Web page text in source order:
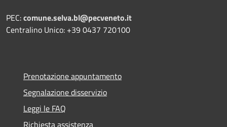
PEC:comune.selva.bl@pecveneto.it
Centralino Unico: +39 0437 720100
Prenotazione appuntamento
Segnalazione disservizio
Leggi le FAQ
Richiesta assistenza